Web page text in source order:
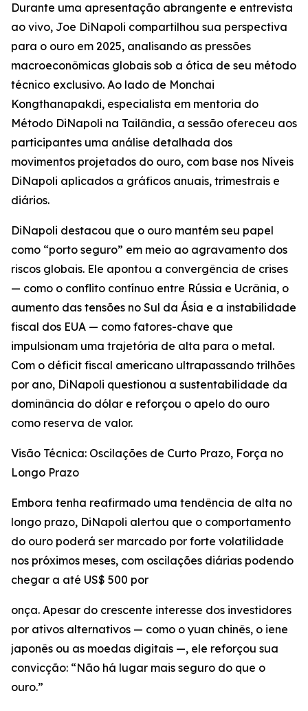
Durante uma apresentação abrangente e entrevista
ao vivo, Joe DiNapoli compartilhou sua perspectiva
para o ouro em 2025, analisando as pressões
macroeconômicas globais sob a ótica de seu método
técnico exclusivo. Ao lado de Monchai
Kongthanapakdi, especialista em mentoria do
Método DiNapoli na Tailândia, a sessão ofereceu aos
participantes uma análise detalhada dos
movimentos projetados do ouro, com base nos Níveis
DiNapoli aplicados a gráficos anuais, trimestrais e
diários.
DiNapoli destacou que o ouro mantém seu papel
como “porto seguro” em meio ao agravamento dos
riscos globais. Ele apontou a convergência de crises
— como o conflito contínuo entre Rússia e Ucrânia, o
aumento das tensões no Sul da Ásia e a instabilidade
fiscal dos EUA — como fatores-chave que
impulsionam uma trajetória de alta para o metal.
Com o déficit fiscal americano ultrapassando trilhões
por ano, DiNapoli questionou a sustentabilidade da
dominância do dólar e reforçou o apelo do ouro
como reserva de valor.
Visão Técnica: Oscilações de Curto Prazo, Força no
Longo Prazo
Embora tenha reafirmado uma tendência de alta no
longo prazo, DiNapoli alertou que o comportamento
do ouro poderá ser marcado por forte volatilidade
nos próximos meses, com oscilações diárias podendo
chegar a até US$ 500 por
onça. Apesar do crescente interesse dos investidores
por ativos alternativos — como o yuan chinês, o iene
japonês ou as moedas digitais —, ele reforçou sua
convicção: “Não há lugar mais seguro do que o
ouro.”